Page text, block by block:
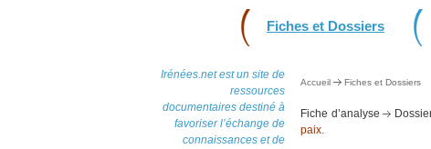
Fiches et Dossiers
Irénées.net est un site de
ressources
documentaires destiné à
favoriser l’échange de
connaissances et de
Accueil Fiches et Dossiers
Fiche d’analyse
paix.